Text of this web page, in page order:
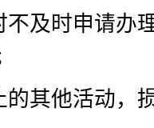
及时申请办
其他活动，